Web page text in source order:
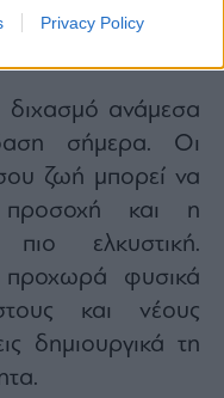
Privacy Policy
ανάμεσα
σήμερα. Οι
ζωή μπορεί να
και η
πιο ελκυστική.
φυσικά
και νέους
δημιουργικά τη